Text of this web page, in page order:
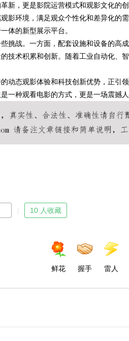
新，更是影院运营模式和观影文化的
影环境，满足观众个性化和差异化的
体的新型展示平台。
挑战。一方面，配套设施和设备的高
技术积累和创新。随着工业自动化、
动态观影体验和科技创新优势，正引
一种观看电影的方式，更是一场震撼人
10 人收藏
鲜花 握手 雷人